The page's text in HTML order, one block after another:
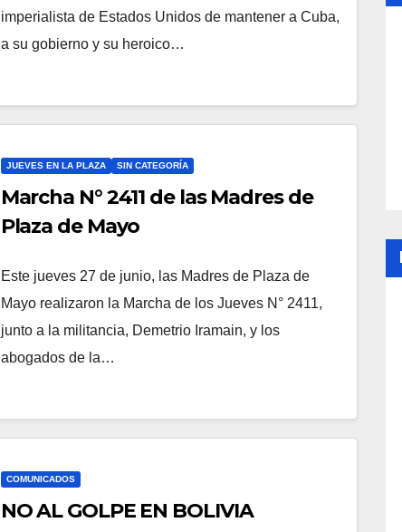
imperialista de Estados Unidos de mantener a Cuba,
a su gobierno y su heroico…
JUEVES EN LA PLAZA SIN CATEGORÍA
Marcha N° 2411 de las Madres de
Plaza de Mayo
Este jueves 27 de junio, las Madres de Plaza de
Mayo realizaron la Marcha de los Jueves N° 2411,
junto a la militancia, Demetrio Iramain, y los
abogados de la…
COMUNICADOS
NO AL GOLPE EN BOLIVIA